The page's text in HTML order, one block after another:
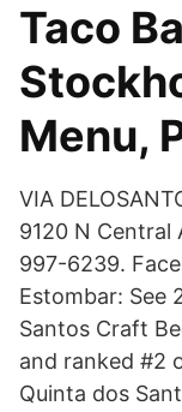
Taco
Menu,
VIA
9120 N Central
997-6239.
Estombar: See
Santos Craft
and ranked #2
Quinta dos